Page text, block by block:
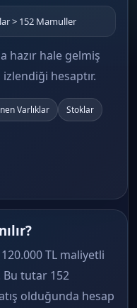
> 152 Mamuller
hazır hale gelmiş
hesaptır.
Varlıklar
Stoklar
TL maliyetli
Bu tutar 152
olduğunda hesap